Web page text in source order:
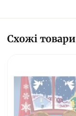
Схожі товари